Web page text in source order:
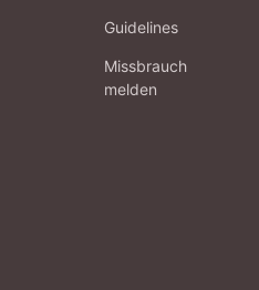
Guidelines
Missbrauch
melden